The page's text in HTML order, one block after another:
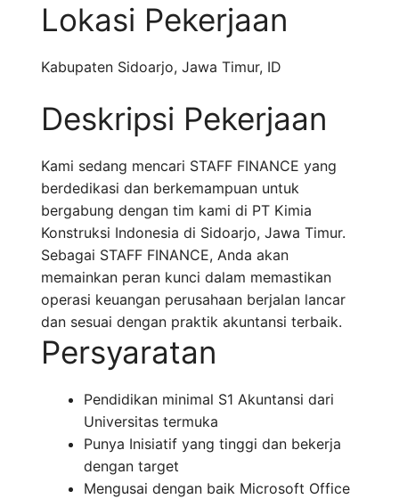
Lokasi Pekerjaan
Kabupaten Sidoarjo, Jawa Timur, ID
Deskripsi Pekerjaan
Kami sedang mencari STAFF FINANCE yang
berdedikasi dan berkemampuan untuk
bergabung dengan tim kami di PT Kimia
Konstruksi Indonesia di Sidoarjo, Jawa Timur.
Sebagai STAFF FINANCE, Anda akan
memainkan peran kunci dalam memastikan
operasi keuangan perusahaan berjalan lancar
dan sesuai dengan praktik akuntansi terbaik.
Persyaratan
Pendidikan minimal S1 Akuntansi dari
Universitas termuka
Punya Inisiatif yang tinggi dan bekerja
dengan target
Mengusai dengan baik Microsoft Office